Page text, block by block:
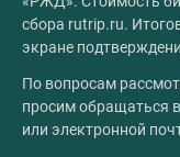
сбора rutrip.ru.
экране
По вопросам
просим обращаться
или электронной